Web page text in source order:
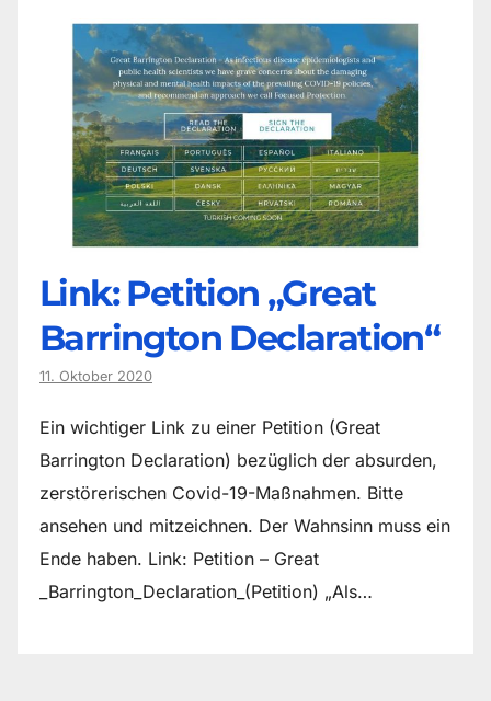
Link: Petition „Great
Barrington Declaration“
11. Oktober 2020
Ein wichtiger Link zu einer Petition (Great
Barrington Declaration) bezüglich der absurden,
zerstörerischen Covid-19-Maßnahmen. Bitte
ansehen und mitzeichnen. Der Wahnsinn muss ein
Ende haben. Link: Petition – Great
_Barrington_Declaration_(Petition) „Als…